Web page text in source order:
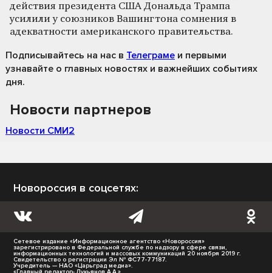
действия президента США Дональда Трампа
усилили у союзников Вашингтона сомнения в
адекватности американского правительства.
Подписывайтесь на нас в Телеграме и первыми
узнавайте о главных новостях и важнейших событиях
дня.
Новости партнеров
Новости СМИ2
Новороссия в соцсетях:
Сетевое издание «Информационное агентство «Новороссия»
зарегистрировано в Федеральной службе по надзору в сфере связи,
информационных технологий и массовых коммуникаций 20 ноября 2019 г.
Свидетельство о регистрации Эл № ФС77-77187.
Учредитель — НАО «Царьград медиа».